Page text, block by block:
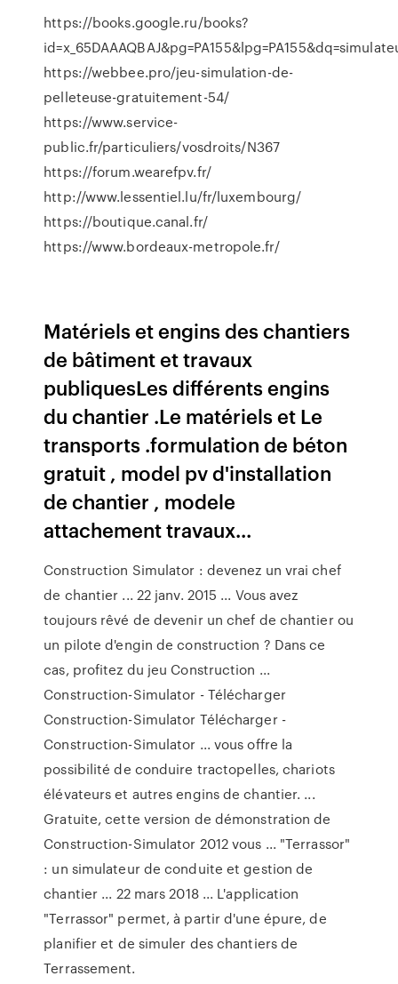
https://books.google.ru/books?
https://webbee.pro/jeu-simulation-de-
pelleteuse-gratuitement-54/
https://www.service-
public.fr/particuliers/vosdroits/N367
https://forum.wearefpv.fr/
http://www.lessentiel.lu/fr/luxembourg/
https://boutique.canal.fr/
https://www.bordeaux-metropole.fr/
Matériels et engins des chantiers
de bâtiment et travaux
publiquesLes différents engins
du chantier .Le matériels et Le
transports .formulation de béton
gratuit , model pv d'installation
de chantier , modele
attachement travaux...
Construction Simulator : devenez un vrai chef
de chantier ... 22 janv. 2015 ... Vous avez
toujours rêvé de devenir un chef de chantier ou
un pilote d'engin de construction ? Dans ce
cas, profitez du jeu Construction ...
Construction-Simulator - Télécharger
Construction-Simulator Télécharger -
Construction-Simulator ... vous offre la
possibilité de conduire tractopelles, chariots
élévateurs et autres engins de chantier. ...
Gratuite, cette version de démonstration de
Construction-Simulator 2012 vous ... "Terrassor"
: un simulateur de conduite et gestion de
chantier ... 22 mars 2018 ... L'application
"Terrassor" permet, à partir d'une épure, de
planifier et de simuler des chantiers de
Terrassement.